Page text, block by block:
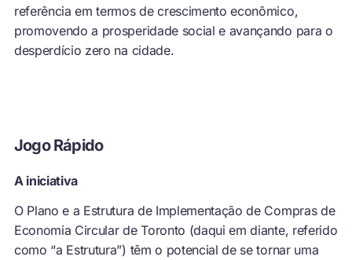
referência em termos de crescimento econômico,
promovendo a prosperidade social e avançando para o
desperdício zero na cidade.
Jogo Rápido
A iniciativa
O Plano e a Estrutura de Implementação de Compras de
Economia Circular de Toronto (daqui em diante, referido
como “a Estrutura”) têm o potencial de se tornar uma